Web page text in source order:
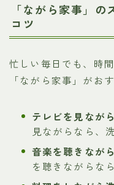
「ながら家事」
コツ
忙しい毎日でも、時
「ながら家事」がお
テレビを見なが
見ながらなら、
音楽を聴きなが
を聴きながらな